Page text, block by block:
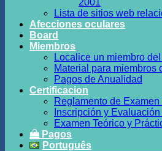
2001
Lista de sitios web
Afecciones oculares
Board
Miembros
Localice un miembro
Material para miembros
Pagos de Anualidad
Certificacion
Reglamento de Examen
Inscripción y
Examen Teórico y
Pagos
Português